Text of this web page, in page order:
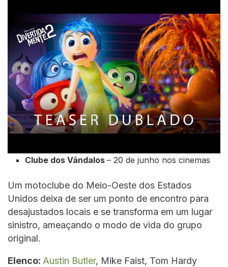
Clube dos Vândalos– 20 de junho nos cinemas
Um motoclube do Meio-Oeste dos Estados
Unidos deixa de ser um ponto de encontro para
desajustados locais e se transforma em um lugar
sinistro, ameaçando o modo de vida do grupo
original.
Elenco: Austin Butler, Mike Faist, Tom Hardy